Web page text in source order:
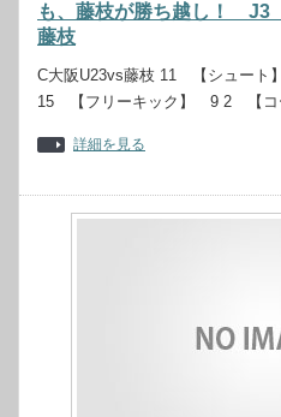
も、藤枝が勝ち越し！
藤枝
C大阪U23vs藤枝 11 【シュー
15 【フリーキック】 9 2 【
詳細を見る